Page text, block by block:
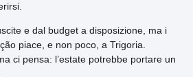
e dal budget a disposizione, ma i
piace, e non poco, a Trigoria.
ci pensa: l’estate potrebbe portare un